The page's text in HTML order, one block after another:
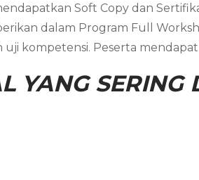
Soft Copy dan
dalam Program Full
kompetensi. Peserta
YANG SERING